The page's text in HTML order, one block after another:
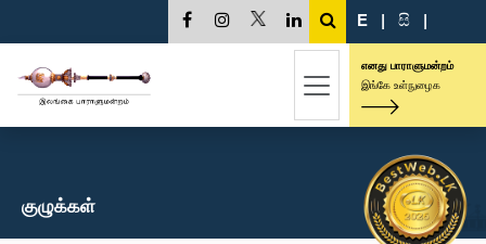
E | සි |
எனது பாராளுமன்றம்
இங்கே உள்நுழைக
குழுக்கள்